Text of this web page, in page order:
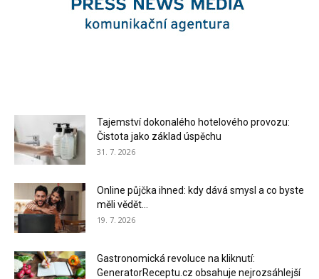
Tajemství dokonalého hotelového provozu:
Čistota jako základ úspěchu
31. 7. 2026
Online půjčka ihned: kdy dává smysl a co byste
měli vědět...
19. 7. 2026
Gastronomická revoluce na kliknutí:
GeneratorReceptu.cz obsahuje nejrozsáhlejší